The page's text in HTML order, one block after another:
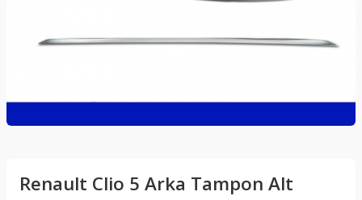
Renault Clio 5 Arka Tampon Alt